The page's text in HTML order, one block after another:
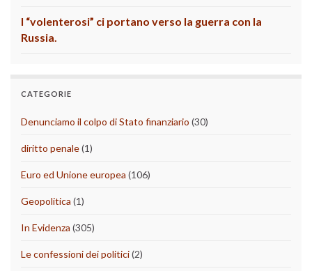
I “volenterosi” ci portano verso la guerra con la
Russia.
CATEGORIE
Denunciamo il colpo di Stato finanziario (30)
diritto penale(1)
Euro ed Unione europea (106)
Geopolitica (1)
In Evidenza (305)
Le confessioni dei politici(2)